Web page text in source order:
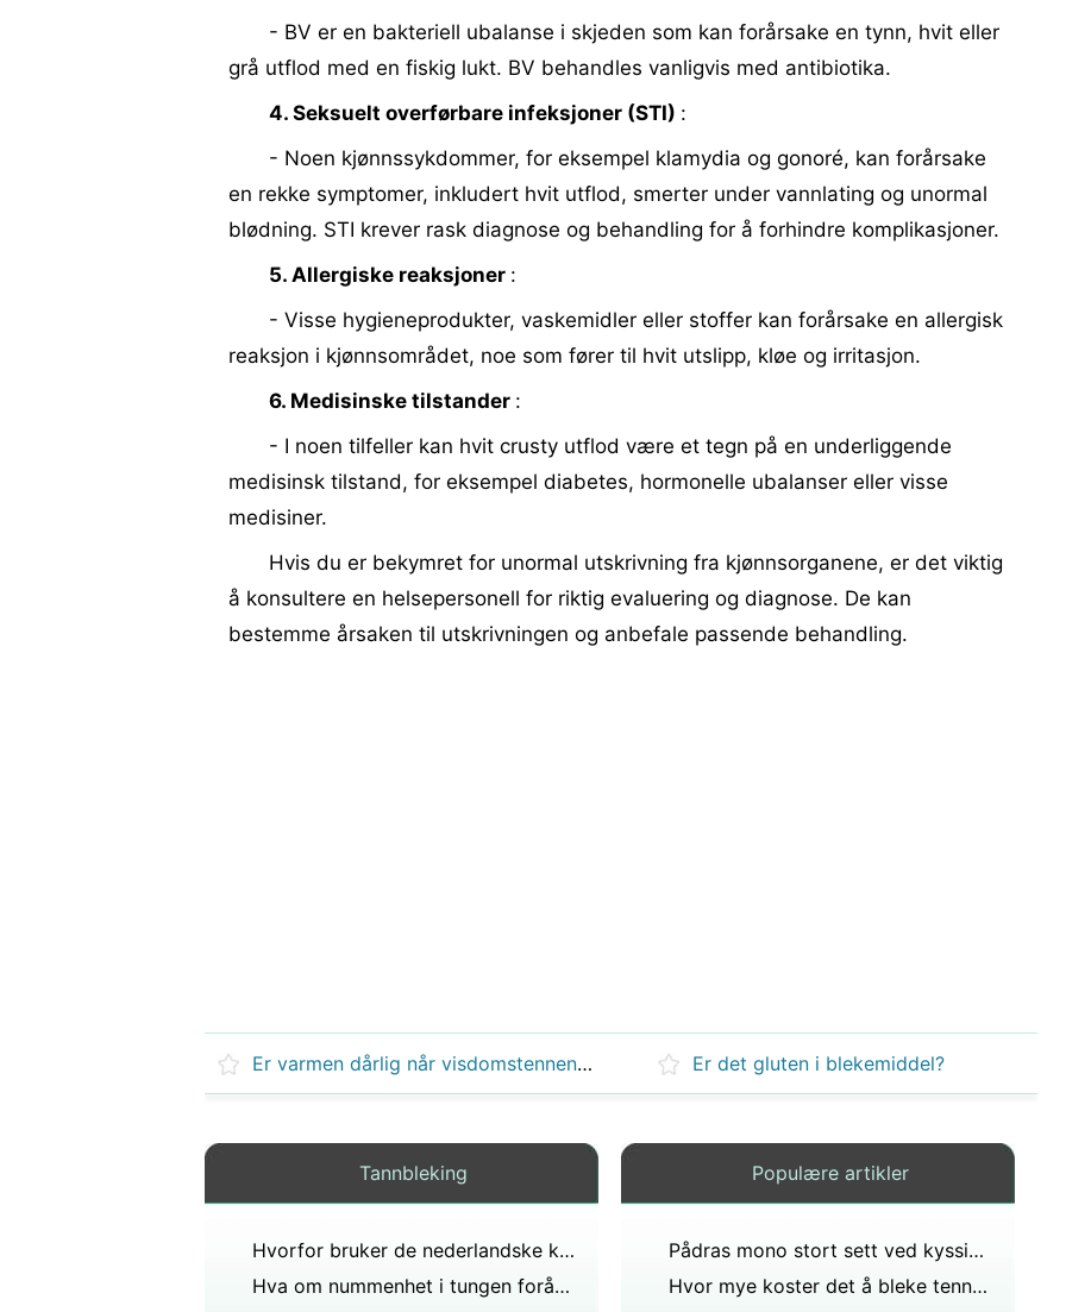
- BV er en bakteriell ubalanse i skjeden som kan forårsake en tynn, hvit eller
grå utflod med en fiskig lukt. BV behandles vanligvis med antibiotika.
4. Seksuelt overførbare infeksjoner (STI) :
- Noen kjønnssykdommer, for eksempel klamydia og gonoré, kan forårsake
en rekke symptomer, inkludert hvit utflod, smerter under vannlating og unormal
blødning. STI krever rask diagnose og behandling for å forhindre komplikasjoner.
5. Allergiske reaksjoner :
- Visse hygieneprodukter, vaskemidler eller stoffer kan forårsake en allergisk
reaksjon i kjønnsområdet, noe som fører til hvit utslipp, kløe og irritasjon.
6. Medisinske tilstander :
- I noen tilfeller kan hvit crusty utflod være et tegn på en underliggende
medisinsk tilstand, for eksempel diabetes, hormonelle ubalanser eller visse
medisiner.
Hvis du er bekymret for unormal utskrivning fra kjønnsorganene, er det viktig
å konsultere en helsepersonell for riktig evaluering og diagnose. De kan
bestemme årsaken til utskrivningen og anbefale passende behandling.
Er varmen dårlig når visdomstennene fjernes? Er det gluten i blekemiddel?
Tannbleking
Hvorfor bruker de nederlandske kvinnene hvite hatter?
Hva om nummenhet i tungen forårsaket av novokain ikke forsvinner?
Populære artikler
Pådras mono stort sett ved kyssing?
Hvor mye koster det å bleke tenner på en profesjonell måte?